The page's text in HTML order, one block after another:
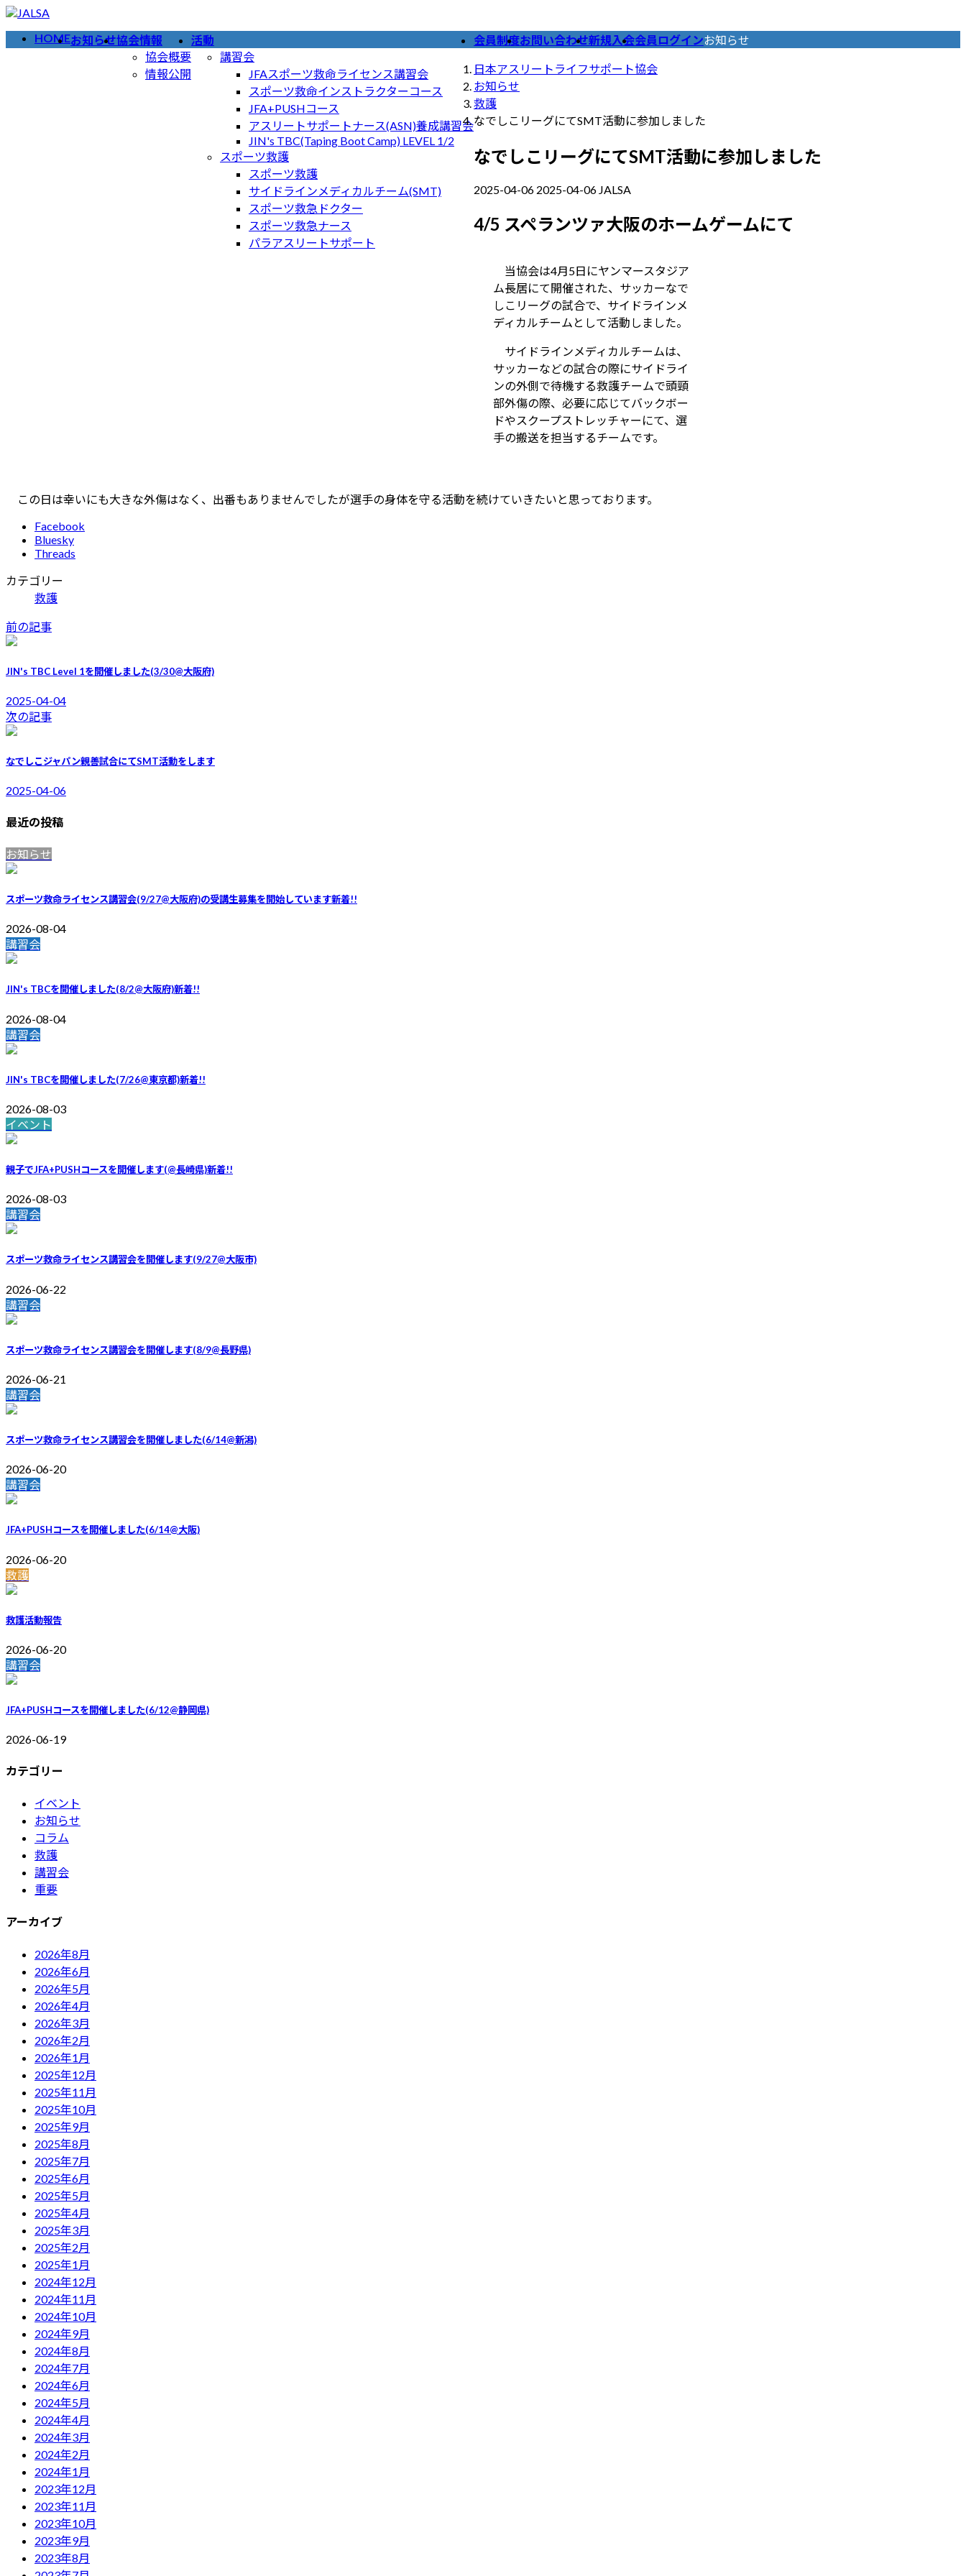
コ
ン
テ
ナ
ビ
ゲ
HOMEお知らせ協会情報
協会概要
情報公開
活動
講習会
JFAスポーツ救命ライセンス講習会
スポーツ救命インストラクターコース
JFA+PUSHコース
アスリートサポートナース(ASN)養成講習会
JIN's TBC(Taping Boot Camp) LEVEL 1/2
スポーツ救護
スポーツ救護
サイドラインメディカルチーム(SMT)
スポーツ救急ドクター
スポーツ救急ナース
パラアスリートサポート
会員制度お問い合わせ新規入会会員ログインお知らせ
日本アスリートライフサポート協会
お知らせ
救護
なでしこリーグにてSMT活動に参加しました
なでしこリーグにてSMT活動に参加しました
2025-04-06最
更
時
:
2025-04-06 JALSA
4/5 スペランツァ大阪のホームゲームにて
当協会は4月5日にヤンマースタジア
ム長居にて開催された、サッカーなで
しこリーグの試合で、サイドラインメ
ディカルチームとして活動しました。
サイドラインメディカルチームは、
サッカーなどの試合の際にサイドライ
ンの外側で待機する救護チームで頭頸
部外傷の際、必要に応じてバックボー
ドやスクープストレッチャーにて、選
手の搬送を担当するチームです。
この日は幸いにも大きな外傷はなく、出番もありませんでしたが選手の身体を守る活動を続けていきたいと思っております。
Facebook
Bluesky
Threads
カテゴリー
救護
前の記事
JIN's TBC Level 1を開催しました(3/30@大阪府)
2025-04-04
次の記事
なでしこジャパン親善試合にてSMT活動をします
2025-04-06
最近の投稿
お知らせ
スポーツ救命ライセンス講習会(9/27@大阪府)の受講生募集を開始しています新着!!
2026-08-04
講習会
JIN's TBCを開催しました(8/2@大阪府)新着!!
2026-08-04
講習会
JIN's TBCを開催しました(7/26@東京都)新着!!
2026-08-03
イベント
親子でJFA+PUSHコースを開催します(@長崎県)新着!!
2026-08-03
講習会
スポーツ救命ライセンス講習会を開催します(9/27@大阪市)
2026-06-22
講習会
スポーツ救命ライセンス講習会を開催します(8/9@長野県)
2026-06-21
講習会
スポーツ救命ライセンス講習会を開催しました(6/14@新潟)
2026-06-20
講習会
JFA+PUSHコースを開催しました(6/14@大阪)
2026-06-20
救護
救護活動報告
2026-06-20
講習会
JFA+PUSHコースを開催しました(6/12@静岡県)
2026-06-19
カテゴリー
イベント
お知らせ
コラム
救護
講習会
重要
アーカイブ
2026年8月
2026年6月
2026年5月
2026年4月
2026年3月
2026年2月
2026年1月
2025年12月
2025年11月
2025年10月
2025年9月
2025年8月
2025年7月
2025年6月
2025年5月
2025年4月
2025年3月
2025年2月
2025年1月
2024年12月
2024年11月
2024年10月
2024年9月
2024年8月
2024年7月
2024年6月
2024年5月
2024年4月
2024年3月
2024年2月
2024年1月
2023年12月
2023年11月
2023年10月
2023年9月
2023年8月